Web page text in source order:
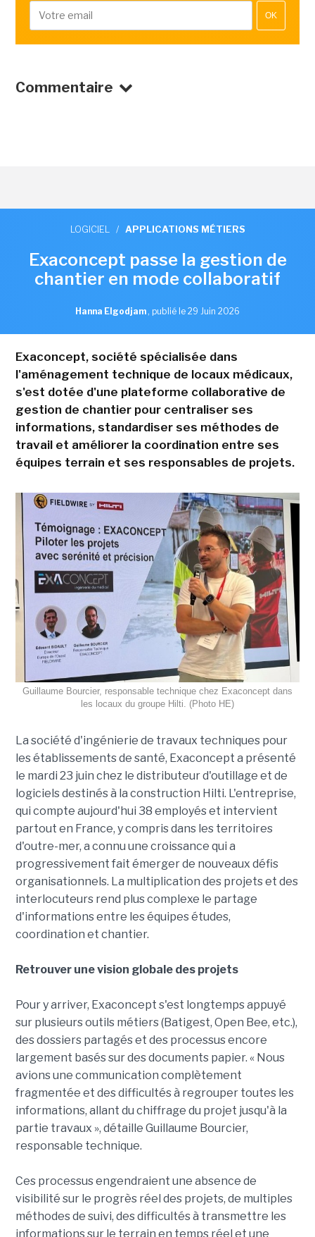
OK
Commentaire
LOGICIEL / APPLICATIONS MÉTIERS
Exaconcept passe la gestion de
chantier en mode collaboratif
Hanna Elgodjam , publié le 29 Juin 2026
Exaconcept, société spécialisée dans
l'aménagement technique de locaux médicaux,
s'est dotée d'une plateforme collaborative de
gestion de chantier pour centraliser ses
informations, standardiser ses méthodes de
travail et améliorer la coordination entre ses
équipes terrain et ses responsables de projets.
Guillaume Bourcier, responsable technique chez Exaconcept dans
les locaux du groupe Hilti. (Photo HE)
La société d'ingénierie de travaux techniques pour
les établissements de santé, Exaconcept a présenté
le mardi 23 juin chez le distributeur d'outillage et de
logiciels destinés à la construction Hilti. L'entreprise,
qui compte aujourd'hui 38 employés et intervient
partout en France, y compris dans les territoires
d'outre-mer, a connu une croissance qui a
progressivement fait émerger de nouveaux défis
organisationnels. La multiplication des projets et des
interlocuteurs rend plus complexe le partage
d'informations entre les équipes études,
coordination et chantier.
Retrouver une vision globale des projets
Pour y arriver, Exaconcept s'est longtemps appuyé
sur plusieurs outils métiers (Batigest, Open Bee, etc.),
des dossiers partagés et des processus encore
largement basés sur des documents papier. « Nous
avions une communication complètement
fragmentée et des difficultés à regrouper toutes les
informations, allant du chiffrage du projet jusqu'à la
partie travaux », détaille Guillaume Bourcier,
responsable technique.
Ces processus engendraient une absence de
visibilité sur le progrès réel des projets, de multiples
méthodes de suivi, des difficultés à transmettre les
informations sur le terrain en temps réel et une